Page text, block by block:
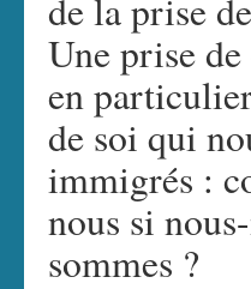
de la prise
Une prise
en
de soi qui
immigrés :
nous si
sommes ?